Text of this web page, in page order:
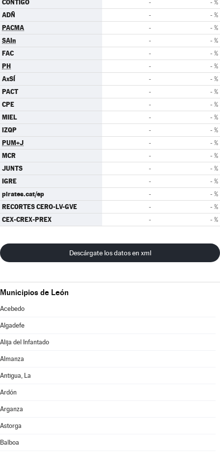
CONTIGO - - %
ADÑ - - %
PACMA - - %
SAIn - - %
FAC - - %
PH - - %
AxSÍ - - %
PACT - - %
CPE - - %
MIEL - - %
IZQP - - %
PUM+J - - %
MCR - - %
JUNTS - - %
IGRE - - %
pirates.cat/ep - - %
RECORTES CERO-LV-GVE - - %
CEX-CREX-PREX - - %
Descárgate los datos en xml
Municipios de León
Acebedo
Algadefe
Alija del Infantado
Almanza
Antigua, La
Ardón
Arganza
Astorga
Balboa